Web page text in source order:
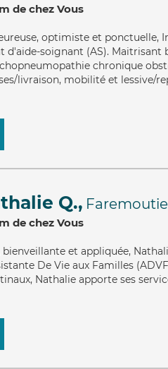
de chez Vous
, optimiste et ponctuelle,
d'aide-soignant (AS). Maitrisant
chronique
livraison, mobilité et lessive/
Q.,
de chez Vous
bienveillante et appliquée,
De Vie aux Familles
Nathalie apporte ses